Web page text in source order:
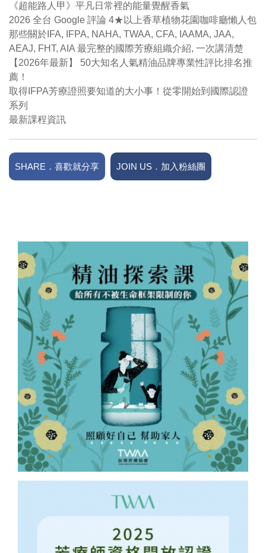
《超能路人甲》平凡日常裡的能量覺醒香氣
2026 全台 Google 評論 4★以上香草植物花園咖啡廳懶人包
那些關於IFA, IFPA, NAHA, TWAA, CFA, IAAMA, JAA,
AEAJ, FHT, AIA 最完整的國際芳療組織介紹, 一次講清楚
【2026年最新】 50大知名人氣精油品牌專業性評比排名推
薦！
取得IFPA芳療證照要知道的大小事！從零開始到國際認證
系列
最新課程資訊
SHARE．喜歡就分享 JOIN US．加入粉絲團